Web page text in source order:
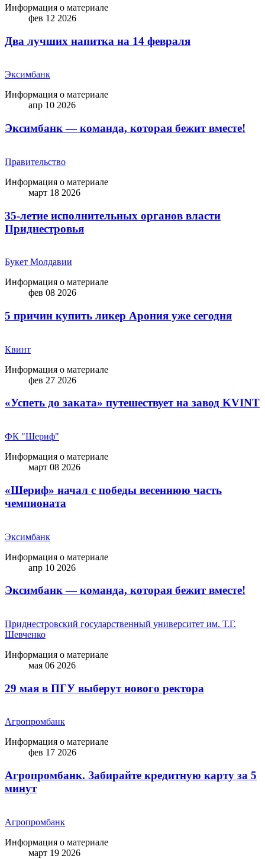
Информация о материале
фев 12 2026
Два лучших напитка на 14 февраля
Эксимбанк
Информация о материале
апр 10 2026
Эксимбанк — команда, которая бежит вместе!
Правительство
Информация о материале
март 18 2026
35-летие исполнительных органов власти
Приднестровья
Букет Молдавии
Информация о материале
фев 08 2026
5 причин купить ликep Арония уже сегодня
Квинт
Информация о материале
фев 27 2026
«Успеть до заката» путешествует на завод KVINT
ФК "Шериф"
Информация о материале
март 08 2026
«Шериф» начал с победы весеннюю часть
чемпионата
Эксимбанк
Информация о материале
апр 10 2026
Эксимбанк — команда, которая бежит вместе!
Приднестровский государственный университет им. Т.Г.
Шевченко
Информация о материале
мая 06 2026
29 мая в ПГУ выберут нового ректора
Агропромбанк
Информация о материале
фев 17 2026
Агропромбанк. Забирайте кредитную карту за 5
минут
Агропромбанк
Информация о материале
март 19 2026